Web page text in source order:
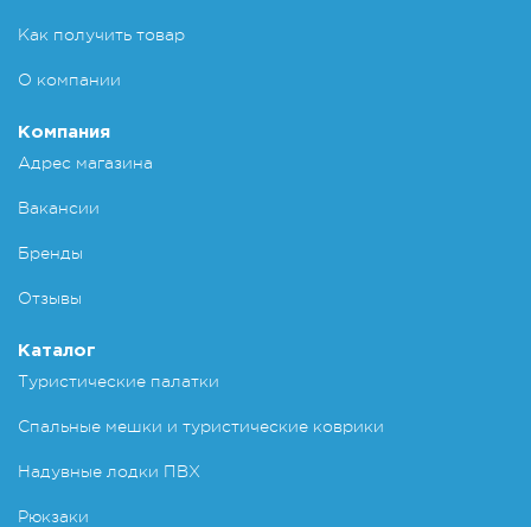
Как получить товар
О компании
Компания
Адрес магазина
Вакансии
Бренды
Отзывы
Каталог
Туристические палатки
Спальные мешки и туристические коврики
Надувные лодки ПВХ
Рюкзаки